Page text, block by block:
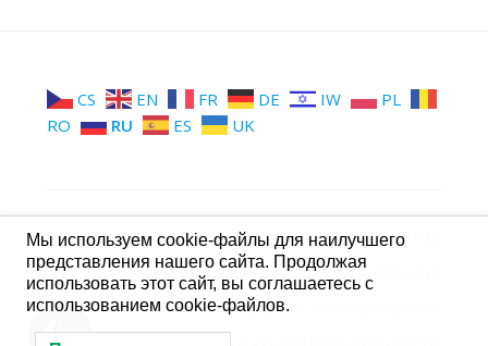
CS EN FR DE IW
PL
RO
RU ES UK
МТМ Группы МТМ
Стена МТМ
Форум МТМ
Контакты ONLINE
Условия использования
Мы используем cookie-файлы для наилучшего
представления нашего сайта. Продолжая
использовать этот сайт, вы соглашаетесь с
использованием cookie-файлов.